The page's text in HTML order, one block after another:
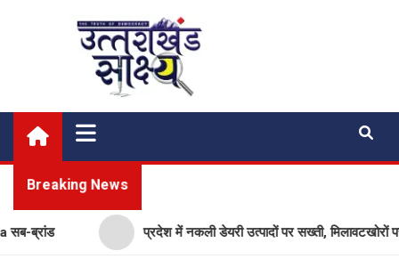
Uttarakhand Shakshya
My News Portal
Breaking News
प्रदेश में नकली डेयरी उत्पादों पर सख्ती, मिलावटखोरों पर